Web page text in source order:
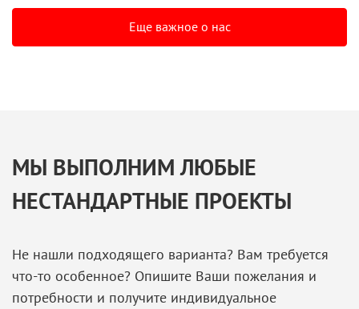
Еще важное о нас
МЫ ВЫПОЛНИМ ЛЮБЫЕ
НЕСТАНДАРТНЫЕ ПРОЕКТЫ
Не нашли подходящего варианта? Вам требуется
что-то особенное? Опишите Ваши пожелания и
потребности и получите индивидуальное